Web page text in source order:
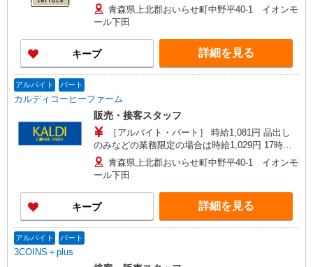
青森県上北郡おいらせ町中野平40-1 イオンモ
ール下田
キープ 詳細を見る
アルバイト パート
カルディコーヒーファーム
販売・接客スタッフ
［アルバイト・パート］ 時給1,081円 品出し
のみなどの業務限定の場合は時給1,029円 17時〜
22時＋手当50円/時間 土日祝＋手当50円/時間
青森県上北郡おいらせ町中野平40-1 イオンモ
ール下田
キープ 詳細を見る
アルバイト パート
3COINS＋plus